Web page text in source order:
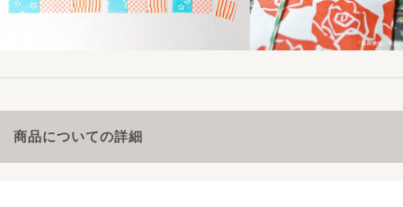
商品についての詳細